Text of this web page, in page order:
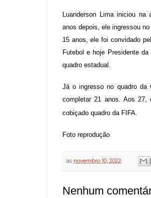
Luanderson Lima iniciou
anos depois, ele ingressou
15 anos, ele foi convidado
Futebol e hoje Presidente
quadro estadual.
Já o ingresso no quadro da
completar 21 anos. Aos 27,
cobiçado quadro da FIFA.
Foto reprodução
às novembro 10, 2022
Nenhum